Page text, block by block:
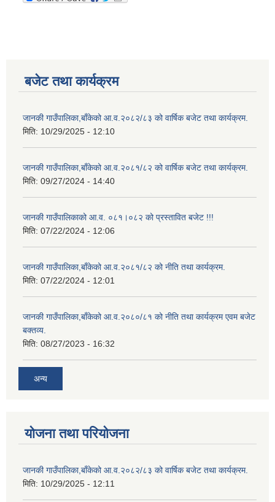
बजेट तथा कार्यक्रम
जानकी गाउँपालिका,बाँकेको आ.व.२०८२/८३ को वार्षिक बजेट तथा कार्यक्रम.
मिति: 10/29/2025 - 12:10
जानकी गाउँपालिका,बाँकेको आ.व.२०८१/८२ को वार्षिक बजेट तथा कार्यक्रम.
मिति: 09/27/2024 - 14:40
जानकी गाउँपालिकाको आ.व. ०८१।०८२ को प्रस्तावित बजेट !!!
मिति: 07/22/2024 - 12:06
जानकी गाउँपालिका,बाँकेको आ.व.२०८१/८२ को नीति तथा कार्यक्रम.
मिति: 07/22/2024 - 12:01
जानकी गाउँपालिका,बाँकेको आ.व.२०८०/८१ को नीति तथा कार्यक्रम एवम बजेट
बक्तव्य.
मिति: 08/27/2023 - 16:32
अन्य
योजना तथा परियोजना
जानकी गाउँपालिका,बाँकेको आ.व.२०८२/८३ को वार्षिक बजेट तथा कार्यक्रम.
मिति: 10/29/2025 - 12:11